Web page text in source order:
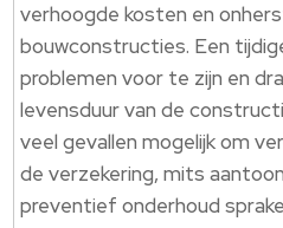
verhoogde kosten en
bouwconstructies. Een
problemen voor te zijn en
levensduur van de
veel gevallen mogelijk om
de verzekering, mits
preventief onderhoud